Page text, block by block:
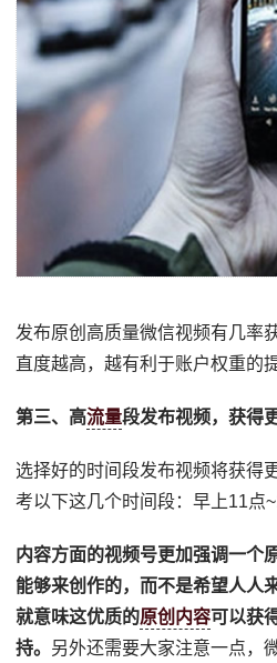
发布原创高质量微信视频有几率
直度越高，越有利于账户权重的
第三、高流量段发布视频，获得
选择好的时间段发布视频将获得
考以下这几个时间段：早上11点
内容方面的视频号更加强调一个
能够来创作的，而不是希望人人
就意味这优质的原创内容可以获
持。 另外还需要大家注意一点，